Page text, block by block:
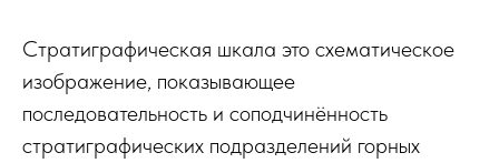
Стратиграфическая шкала это схематическое
изображение, показывающее
последовательность и соподчинённость
стратиграфических подразделений горных